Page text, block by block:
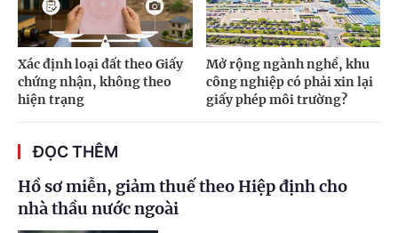
Xác định loại đất theo Giấy
chứng nhận, không theo
hiện trạng
Mở rộng ngành nghề, khu
công nghiệp có phải xin lại
giấy phép môi trường?
ĐỌC THÊM
Hồ sơ miễn, giảm thuế theo Hiệp định cho
nhà thầu nước ngoài